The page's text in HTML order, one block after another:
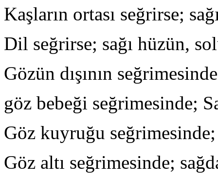
Kaşların ortası seğrirse;
Dil seğrirse; sağı hüzün,
Gözün dışının
göz bebeği seğrimesinde;
Göz kuyruğu
Göz altı seğrimesinde;